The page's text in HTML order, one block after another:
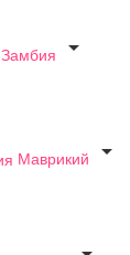
Замбия

Маврикий
